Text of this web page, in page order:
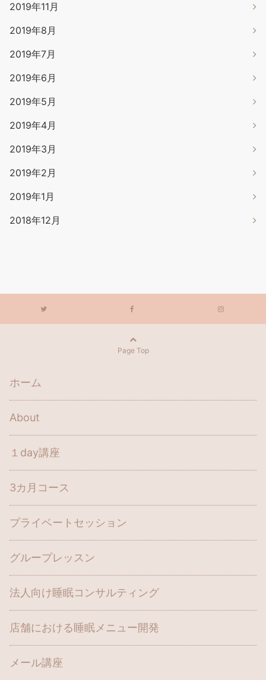
2019年11月
2019年8月
2019年7月
2019年6月
2019年5月
2019年4月
2019年3月
2019年2月
2019年1月
2018年12月
Page Top
ホーム
About
１day講座
3カ月コース
プライベートセッション
グループレッスン
法人向け睡眠コンサルティング
店舗における睡眠メニュー開発
メール講座